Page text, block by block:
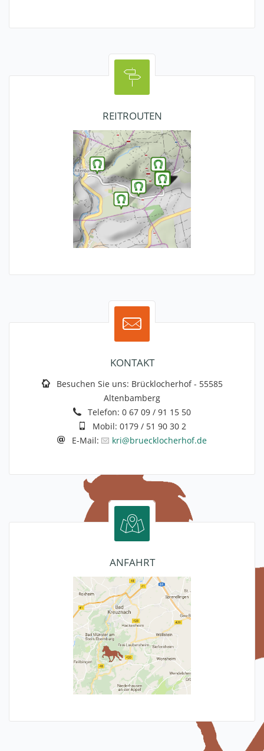
REITROUTEN
KONTAKT
Besuchen Sie uns: Brücklocherhof - 55585
Altenbamberg
Telefon: 0 67 09 / 91 15 50
Mobil: 0179 / 51 90 30 2
E-Mail:
kri@bruecklocherhof.de
ANFAHRT